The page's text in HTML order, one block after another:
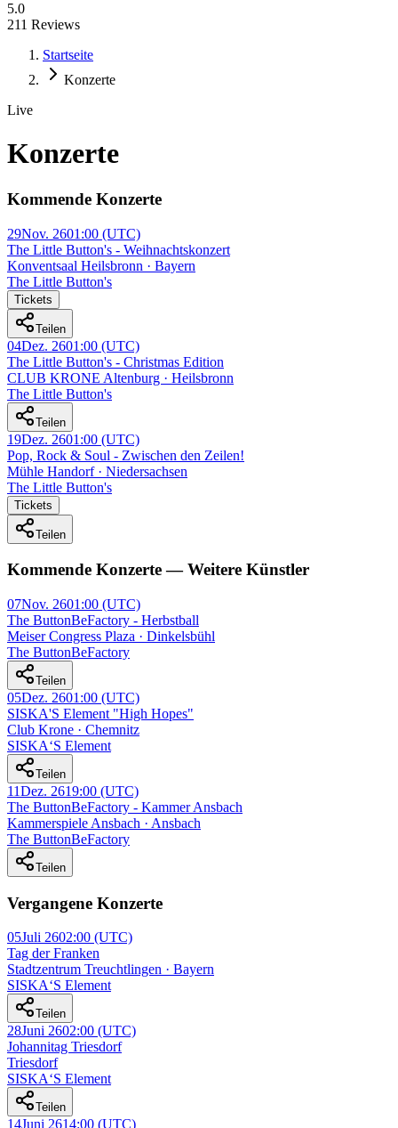
5.0
211 Reviews
Startseite
Konzerte
Live
Konzerte
Kommende Konzerte
29Nov. 2601:00 (UTC)
The Little Button's - Weihnachtskonzert
Konventsaal Heilsbronn · Bayern
The Little Button's
Tickets
Teilen
04Dez. 2601:00 (UTC)
The Little Button's - Christmas Edition
CLUB KRONE Altenburg · Heilsbronn
The Little Button's
Teilen
19Dez. 2601:00 (UTC)
Pop, Rock & Soul - Zwischen den Zeilen!
Mühle Handorf · Niedersachsen
The Little Button's
Tickets
Teilen
Kommende Konzerte — Weitere Künstler
07Nov. 2601:00 (UTC)
The ButtonBeFactory - Herbstball
Meiser Congress Plaza · Dinkelsbühl
The ButtonBeFactory
Teilen
05Dez. 2601:00 (UTC)
SISKA'S Element "High Hopes"
Club Krone · Chemnitz
SISKA‘S Element
Teilen
11Dez. 2619:00 (UTC)
The ButtonBeFactory - Kammer Ansbach
Kammerspiele Ansbach · Ansbach
The ButtonBeFactory
Teilen
Vergangene Konzerte
05Juli 2602:00 (UTC)
Tag der Franken
Stadtzentrum Treuchtlingen · Bayern
SISKA‘S Element
Teilen
28Juni 2602:00 (UTC)
Johannitag Triesdorf
Triesdorf
SISKA‘S Element
Teilen
14Juni 2614:00 (UTC)